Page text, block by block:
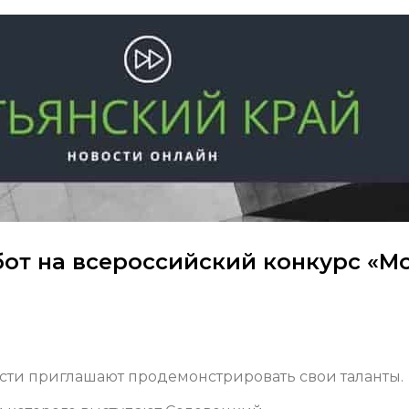
на всероссийский конкурс
приглашают продемонстрировать свои таланты.